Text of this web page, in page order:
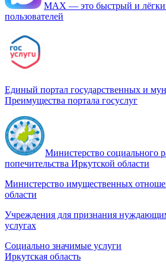
МАХ — это быстрый и
пользователей
Единый портал государственных и
Преимущества портала госуслуг
Министерство социального
попечительства Иркутской области
Министерство имущественных
области
Учреждения для признания
услугах
Социально значимые услуги
Иркутская область